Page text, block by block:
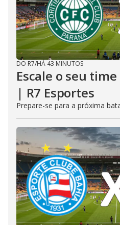
DO R7/HÁ 43 MINUTOS
Escale o seu
| R7 Esportes
Prepare-se para a próxima